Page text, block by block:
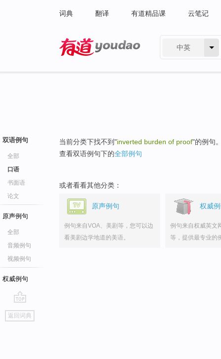
词典 翻译 有道精品课 云笔记
中英
双语例句
全部
口语
书面语
论文
原声例句
全部
音频例句
视频例句
权威例句
go
top
返回词典
当前分类下找不到"inverted burden of proof"的例句
查看双语例句下的全部例句
或者看看其他分类：
原声例句
例句来自VOA、美剧等，您可以边
看美剧边学地道的美语。
权威
例句来自权威英文
等，提供最专业的